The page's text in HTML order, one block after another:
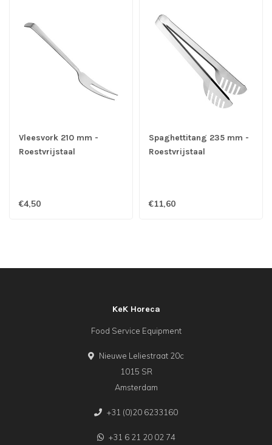
Vleesvork 210 mm -
Roestvrijstaal
€4,50
Spaghettitang 235 mm -
Roestvrijstaal
€11,60
KeK Horeca
Food Service Equipment
Nieuwe Leliestraat 20c
1015 SR
Amsterdam
+31 (0)20 6233160
+31 6 21 20 02 74